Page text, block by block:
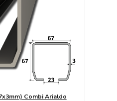
Combi Arialdo